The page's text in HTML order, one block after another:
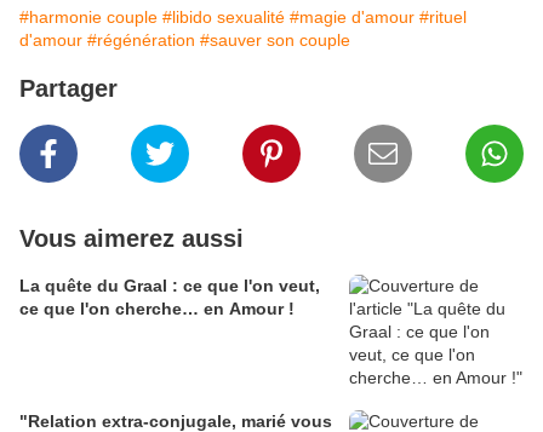
#harmonie couple #libido sexualité #magie d'amour #rituel
d'amour #régénération #sauver son couple
Partager
Vous aimerez aussi
La quête du Graal : ce que l'on veut,
ce que l'on cherche… en Amour !
"Relation extra-conjugale, marié vous